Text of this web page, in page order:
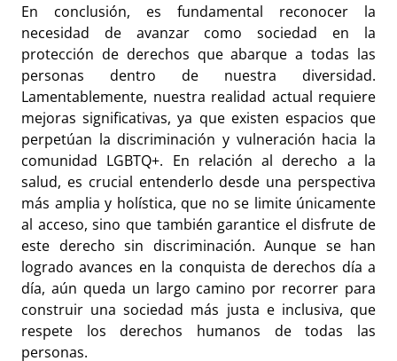
En conclusión, es fundamental reconocer la
necesidad de avanzar como sociedad en la
protección de derechos que abarque a todas las
personas dentro de nuestra diversidad.
Lamentablemente, nuestra realidad actual requiere
mejoras significativas, ya que existen espacios que
perpetúan la discriminación y vulneración hacia la
comunidad LGBTQ+. En relación al derecho a la
salud, es crucial entenderlo desde una perspectiva
más amplia y holística, que no se limite únicamente
al acceso, sino que también garantice el disfrute de
este derecho sin discriminación. Aunque se han
logrado avances en la conquista de derechos día a
día, aún queda un largo camino por recorrer para
construir una sociedad más justa e inclusiva, que
respete los derechos humanos de todas las
personas.